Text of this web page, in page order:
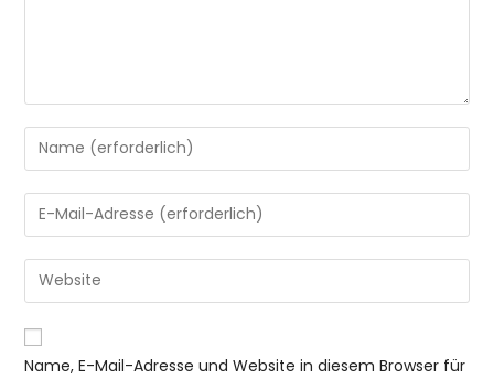
Gib
deinen
Namen
oder
zum
Kommentieren
ein
Gib
deine
E-
Mail-
zum
Kommentieren
Gib
deine
Website-
URL
Name, E-Mail-Adresse und Website in diesem Browser für